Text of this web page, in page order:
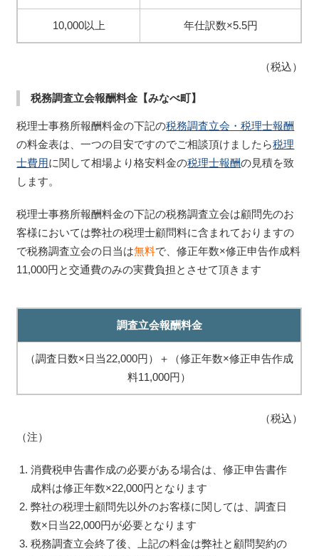
10,000以上 年仕訳数×5.5円
（税込）
税務調査立会報酬料金【みなべ町】
税理士事務所報酬料金の下記の税務調査立会・税理士報酬
の料金表は、一つの目安ですのでご相談頂けましたら税理
士費用に関して相場より格安料金の税理士報酬の見積を致
します。
税理士事務所報酬料金の下記の税務調査立会は顧問先のお
客様においては弊社の税理士顧問料に含まれておりますの
で税務調査立会の日当は無料で、修正年数×修正申告作成料
11,000円と交通費のみの実費負担とさせて頂きます
調査立会報酬料金
（調査日数×日当22,000円）＋（修正年数×修正申告作成
料11,000円）
（税込）
（注）
消費税申告書作成の必要がある場合は、修正申告書作
成料は修正年数×22,000円となります
弊社の税理士顧問先以外のお客様に関しては、調査日
数×日当22,000円が必要となります
税務調査立会終了後、上記の料金は弊社と顧問契約の